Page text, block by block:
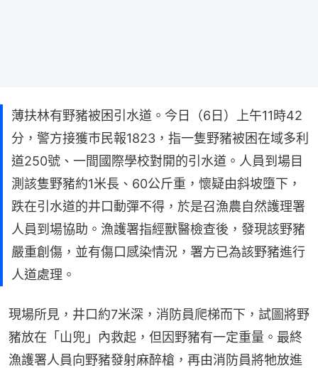
薄扶林有野豬被困引水道。今日（6日）上午11時42
分，警方接獲巿民報1823，指一隻野豬被困在域多利
道250號、一間國際學校對開的引水道。人員到場目
測該隻野豬約1米長、60公斤重，懷疑由斜坡墮下，
跌在引水道的井口動彈不得，於是召漁農自然護理署
人員到場協助。漁護署指經獸醫檢查後，發現該野豬
嚴重創傷，並有傷口感染情況，署方已為該野豬進行
人道處理。
現場所見，井口約7米深，消防員爬梯而下，試圖將野
豬放在「山兜」內救起，但因野豬有一定重量。最終
漁護署人員向野豬發射麻醉槍，再由消防員將牠放進